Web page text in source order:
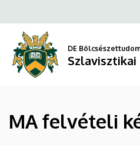
felvételi
kérdéssor
Szlavisztikai
Intézet
a
tartalomra
DE
MA felvételi